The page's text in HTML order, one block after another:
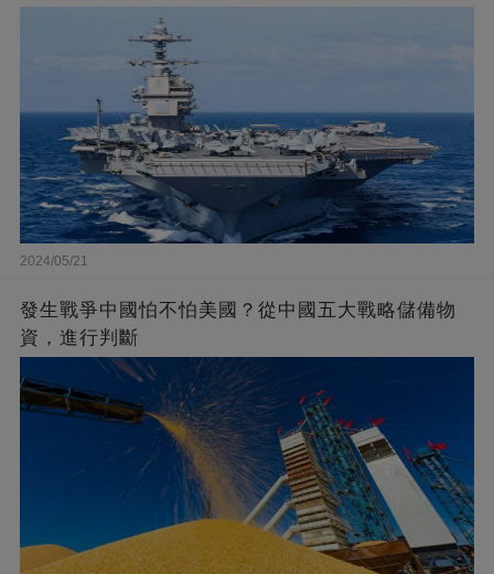
2024/05/21
發生戰爭中國怕不怕美國？從中國五大戰略儲備物
資，進行判斷